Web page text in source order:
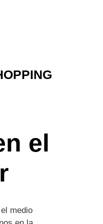
el
medio